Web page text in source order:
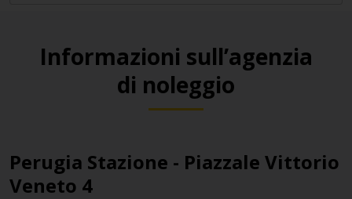
Informazioni sull’agenzia
di noleggio
Perugia Stazione - Piazzale Vittorio
Veneto 4